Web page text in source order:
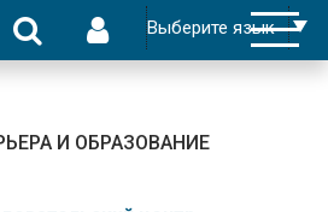
И ОБРАЗОВАНИЕ